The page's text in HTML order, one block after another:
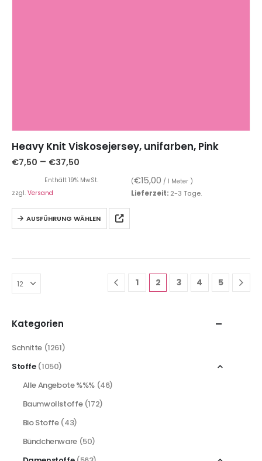
Heavy Knit Viskosejersey, unifarben, Pink
€7,50 – €37,50
Enthält 19% MwSt. (€15,00 / 1 Meter )
zzgl. Versand Lieferzeit: 2-3 Tage.
AUSFÜHRUNG WÄHLEN
1 2 3 4 5
Kategorien
Schnitte (1261)
Stoffe (1050)
Alle Angebote %%% (46)
Baumwollstoffe (172)
Bio Stoffe (43)
Bündchenware (50)